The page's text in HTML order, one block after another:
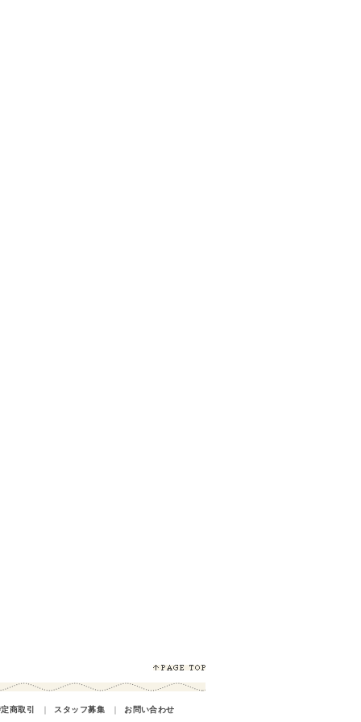
商取引 ｜ スタッフ募集 ｜ お問い合わせ